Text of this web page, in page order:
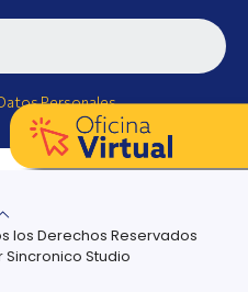
Personales
los Derechos Reservados
Studio